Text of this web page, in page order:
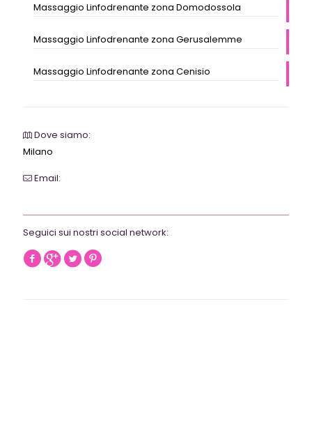
Massaggio Linfodrenante zona Domodossola
Massaggio Linfodrenante zona Gerusalemme
Massaggio Linfodrenante zona Cenisio
Dove siamo:
Milano
Email:
Seguici sui nostri social network: